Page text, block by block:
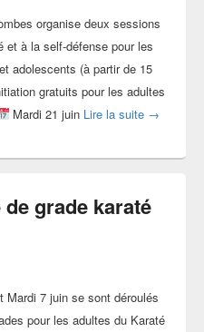
organise deux sessions
et à la self-défense pour les
adolescents (à partir de 15
gratuits pour les adultes
Mardi 21 juin Lire la suite Cours
→
grade karaté
Mardi 7 juin se sont déroulés
pour les adultes du Karaté